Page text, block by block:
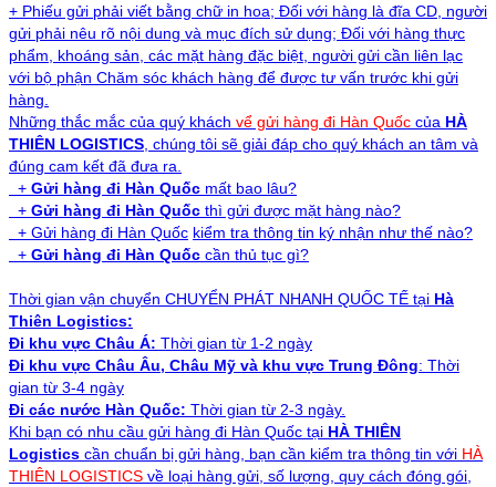
+ Phiếu gửi phải viết bằng chữ in hoa; Đối với hàng là đĩa CD, người
gửi phải nêu rõ nội dung và mục đích sử dụng; Đối với hàng thực
phẩm, khoáng sản, các mặt hàng đặc biệt, người gửi cần liên lạc
với bộ phận Chăm sóc khách hàng để được tư vấn trước khi gửi
hàng.
Những thắc mắc của quý khách vể gửi hàng đi Hàn Quốc của HÀ
THIÊN LOGISTICS , chúng tôi sẽ giải đáp cho quý khách an tâm và
đúng cam kết đã đưa ra.
+ Gửi hàng đi Hàn Quốc mất bao lâu?
+ Gửi hàng đi Hàn Quốc thì gửi được mặt hàng nào?
+ Gửi hàng đi Hàn Quốc kiểm tra thông tin ký nhận như thế nào?
+ Gửi hàng đi Hàn Quốc cần thủ tục gì?
Thời gian vận chuyển CHUYỂN PHÁT NHANH QUỐC TẾ tại Hà
Thiên Logistics:
Đi khu vực Châu Á: Thời gian từ 1-2 ngày
Đi khu vực Châu Âu, Châu Mỹ và khu vực Trung Đông: Thời
gian từ 3-4 ngày
Đi các nước Hàn Quốc: Thời gian từ 2-3 ngày.
Khi bạn có nhu cầu gửi hàng đi Hàn Quốc tại HÀ THIÊN
Logistics cần chuẩn bị gửi hàng, bạn cần kiểm tra thông tin với HÀ
THIÊN LOGISTICS về loại hàng gửi, số lượng, quy cách đóng gói,